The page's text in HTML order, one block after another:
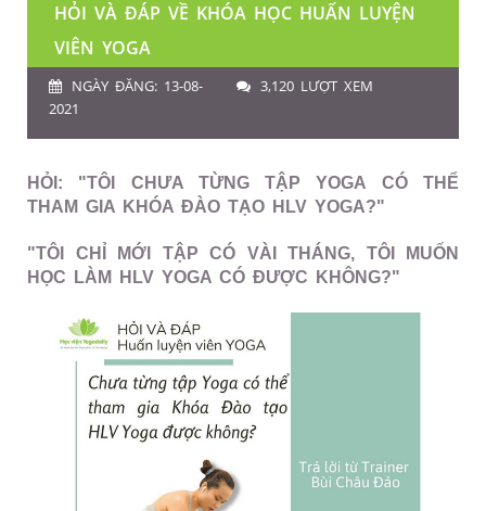
HỎI VÀ ĐÁP VỀ KHÓA HỌC HUẤN LUYỆN
VIÊN YOGA
NGÀY ĐĂNG: 13-08-
2021
3,120 LƯỢT XEM
HỎI: "TÔI CHƯA TỪNG TẬP YOGA CÓ THỂ
THAM GIA KHÓA ĐÀO TẠO HLV YOGA?"
"TÔI CHỈ MỚI TẬP CÓ VÀI THÁNG, TÔI MUỐN
HỌC LÀM HLV YOGA CÓ ĐƯỢC KHÔNG?"